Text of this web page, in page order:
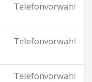
Telefonvorwahl
Telefonvorwahl
Telefonvorwahl